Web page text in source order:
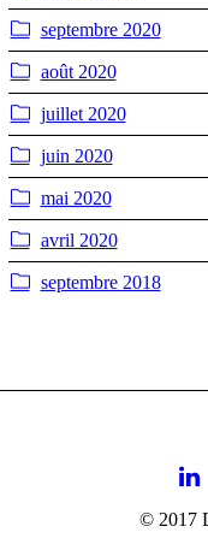
septembre 2020
août 2020
juillet 2020
juin 2020
mai 2020
avril 2020
septembre 2018
© 2017